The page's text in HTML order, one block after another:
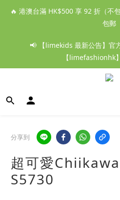
🔥 港澳台滿 HK$500 享 92 折（不
包郵
📢 【limekids 最新公告】官
【limefashionhk
分享到
超可愛
S5730